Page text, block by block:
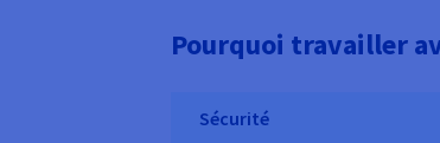
Pourquoi travailler
Sécurité